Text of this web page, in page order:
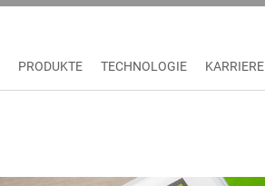
PRODUKTE TECHNOLOGIE KARRIERE